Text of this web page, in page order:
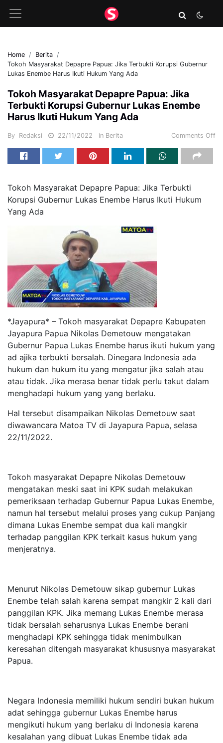
Home
Berita
Tokoh Masyarakat Depapre Papua: Jika Terbukti Korupsi Gubernur
Lukas Enembe Harus Ikuti Hukum Yang Ada
Tokoh Masyarakat Depapre Papua: Jika
Terbukti Korupsi Gubernur Lukas Enembe
Harus Ikuti Hukum Yang Ada
By Redaksi 22/11/2022 in Berita Comments Off
Tokoh Masyarakat Depapre Papua: Jika Terbukti
Korupsi Gubernur Lukas Enembe Harus Ikuti Hukum
Yang Ada
*Jayapura* – Tokoh masyarakat Depapre Kabupaten
Jayapura Papua Nikolas Demetouw mengatakan
Gubernur Papua Lukas Enembe harus ikuti hukum yang
ad ajika terbukti bersalah. Dinegara Indonesia ada
hukum dan hukum itu yang mengatur jika salah atau
atau tidak. Jika merasa benar tidak perlu takut dalam
menghadapi hukum yang yang berlaku.
Hal tersebut disampaikan Nikolas Demetouw saat
diwawancara Matoa TV di Jayapura Papua, selasa
22/11/2022.
Tokoh masyarakat Depapre Nikolas Demetouw
mengatakan meski saat ini KPK sudah melakukan
pemeriksaan terhadap Gubernur Papua Lukas Enembe,
namun hal tersebut melalui proses yang cukup Panjang
dimana Lukas Enembe sempat dua kali mangkir
terhadap panggilan KPK terkait kasus hukum yang
menjeratnya.
Menurut Nikolas Demetouw sikap gubernur Lukas
Enembe telah salah karena sempat mangkir 2 kali dari
panggilan KPK. Jika memang Lukas Enembe merasa
tidak bersalah seharusnya Lukas Enembe berani
menghadapi KPK sehingga tidak menimbulkan
keresahan ditengah masyarakat khususnya masyarakat
Papua.
Negara Indonesia memiliki hukum sendiri bukan hukum
adat sehingga gubernur Lukas Enembe harus
mengikuti hukum yang berlaku di Indonesia karena
kesalahan yang dibuat Lukas Enembe tidak ada